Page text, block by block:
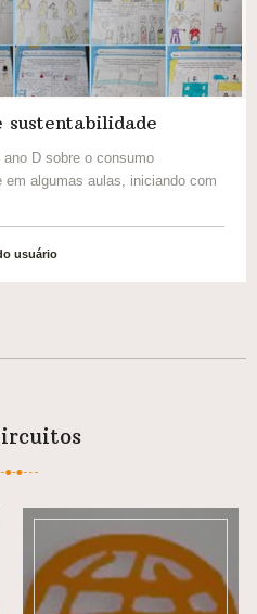
sustentabilidade
D sobre o consumo
algumas aulas, iniciando com
usuário